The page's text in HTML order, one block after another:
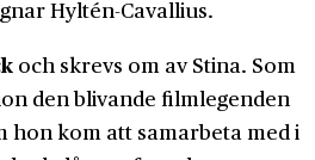
Hyltén-Cavallius.
och skrevs om av Stina. Som
den blivande filmlegenden
hon kom att samarbeta med i